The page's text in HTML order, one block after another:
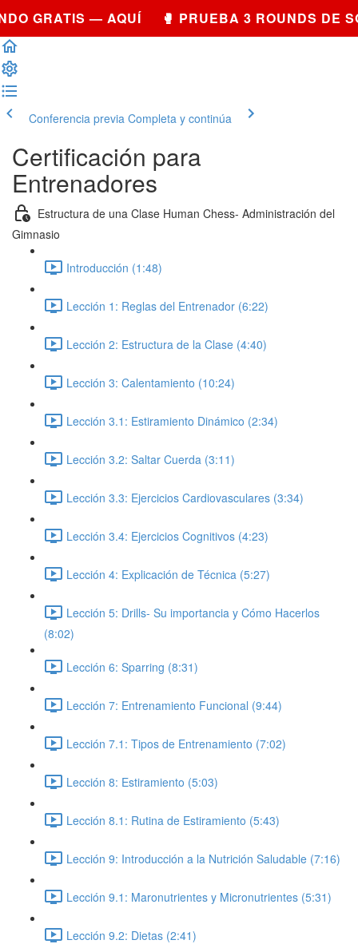
GRATIS — AQUÍ 🥊 PRUEBA 3 ROUNDS DE
Conferencia previa Completa y continúa
Certificación para
Entrenadores
Estructura de una Clase Human Chess- Administración del
Gimnasio
Introducción (1:48)
Lección 1: Reglas del Entrenador (6:22)
Lección 2: Estructura de la Clase (4:40)
Lección 3: Calentamiento (10:24)
Lección 3.1: Estiramiento Dinámico (2:34)
Lección 3.2: Saltar Cuerda (3:11)
Lección 3.3: Ejercicios Cardiovasculares (3:34)
Lección 3.4: Ejercicios Cognitivos (4:23)
Lección 4: Explicación de Técnica (5:27)
Lección 5: Drills- Su importancia y Cómo Hacerlos
(8:02)
Lección 6: Sparring (8:31)
Lección 7: Entrenamiento Funcional (9:44)
Lección 7.1: Tipos de Entrenamiento (7:02)
Lección 8: Estiramiento (5:03)
Lección 8.1: Rutina de Estiramiento (5:43)
Lección 9: Introducción a la Nutrición Saludable (7:16)
Lección 9.1: Maronutrientes y Micronutrientes (5:31)
Lección 9.2: Dietas (2:41)